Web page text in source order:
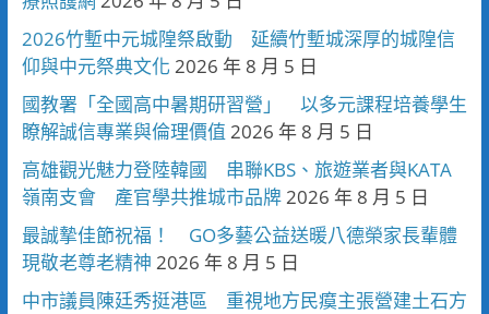
2026竹塹中元城隍祭啟動 延續竹塹城深厚的城隍信
仰與中元祭典文化 2026 年 8 月 5 日
國教署「全國高中暑期研習營」 以多元課程培養學生
瞭解誠信專業與倫理價值 2026 年 8 月 5 日
高雄觀光魅力登陸韓國 串聯KBS、旅遊業者與KATA
嶺南支會 產官學共推城市品牌2026 年 8 月 5 日
最誠摯佳節祝福！ GO多藝公益送暖八德榮家長輩體
現敬老尊老精神 2026 年 8 月 5 日
中市議員陳廷秀挺港區 重視地方民瘼主張營建土石方